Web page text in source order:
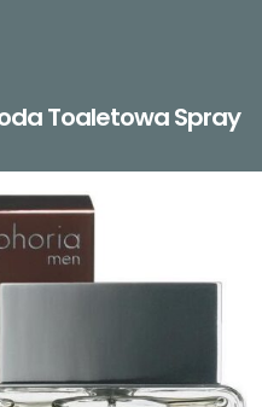
Toaletowa Spray